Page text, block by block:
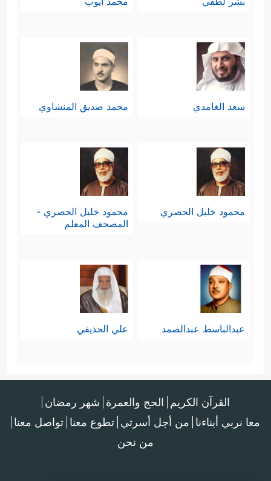
سعد الغامدي محمد صديق المنشاوي
محمود خليل الحصري
محمود خليل الحصري -
المصحف المعلم
عبدالباسط عبدالصمد علي الحذيفي
القرآن الكريم الحج والعمرة شهر رمضان
معا نربي أبناءنا من أجل أسرتي تطوع معنا تواصل معنا
من نحن